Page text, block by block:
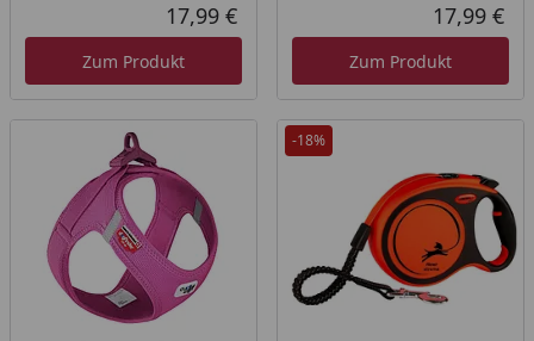
Aktueller Preis
17,99 €
Zum Produkt
17,99 €
Zum Produkt
-18%